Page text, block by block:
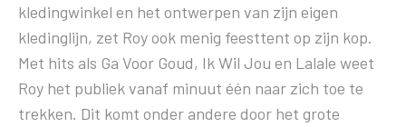
kledingwinkel en het ontwerpen van zijn eigen
kledinglijn, zet Roy ook menig feesttent op zijn kop.
Met hits als Ga Voor Goud, Ik Wil Jou en Lalale weet
Roy het publiek vanaf minuut één naar zich toe te
trekken. Dit komt onder andere door het grote